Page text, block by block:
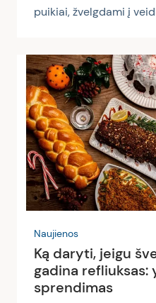
puikiai, žvelgdami į
sausos, o kassyk
jose būtų smėlio, arba
šluostyti vis
pasiskųsti dažnai gali
pirmiausia pajunta
alergija. Visgi
pasaulį tenka...
Naujienos
Ką daryti, jeigu
gadina refliuksas:
sprendimas